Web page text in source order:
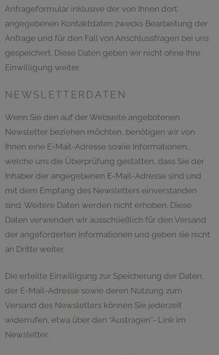
Anfrageformular inklusive der von Ihnen dort
angegebenen Kontaktdaten zwecks Bearbeitung der
Anfrage und für den Fall von Anschlussfragen bei uns
gespeichert. Diese Daten geben wir nicht ohne Ihre
Einwilligung weiter.
NEWSLETTERDATEN
Wenn Sie den auf der Webseite angebotenen
Newsletter beziehen möchten, benötigen wir von
Ihnen eine E-Mail-Adresse sowie Informationen,
welche uns die Überprüfung gestatten, dass Sie der
Inhaber der angegebenen E-Mail-Adresse sind und
mit dem Empfang des Newsletters einverstanden
sind. Weitere Daten werden nicht erhoben. Diese
Daten verwenden wir ausschließlich für den Versand
der angeforderten Informationen und geben sie nicht
an Dritte weiter.
Die erteilte Einwilligung zur Speicherung der Daten,
der E-Mail-Adresse sowie deren Nutzung zum
Versand des Newsletters können Sie jederzeit
widerrufen, etwa über den “Austragen”- Link im
Newsletter.